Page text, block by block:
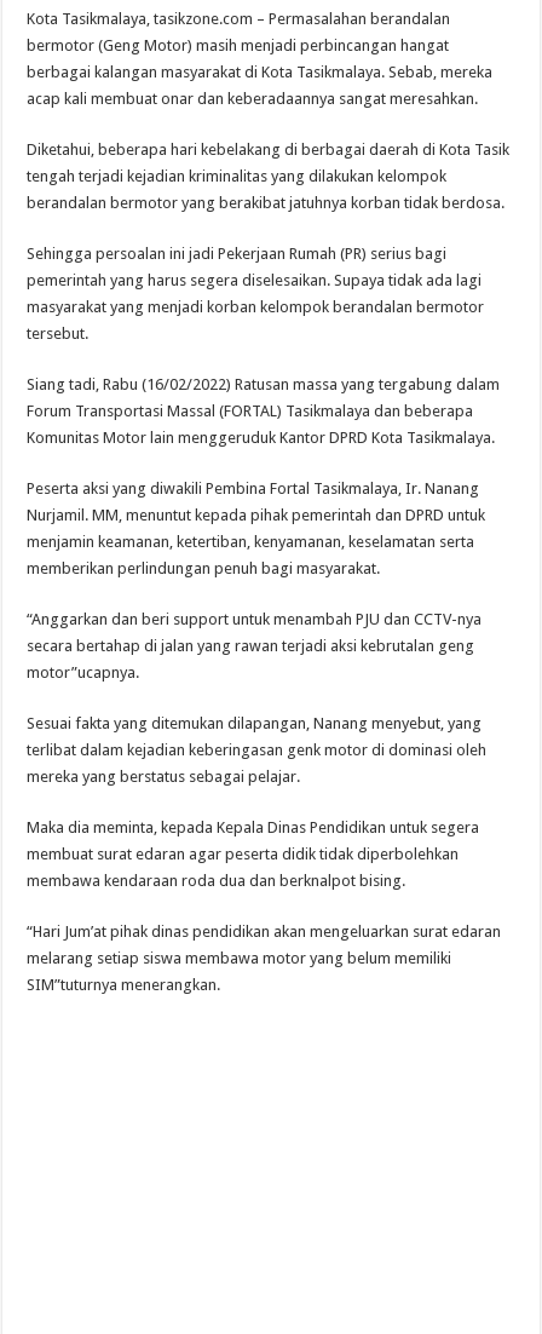
Tasik,
PR
Serius
Harus
Diselesaikan
Kota Tasikmalaya, tasikzone.com – Permasalahan berandalan
bermotor (Geng Motor) masih menjadi perbincangan hangat
berbagai kalangan masyarakat di Kota Tasikmalaya. Sebab, mereka
acap kali membuat onar dan keberadaannya sangat meresahkan.
Diketahui, beberapa hari kebelakang di berbagai daerah di Kota Tasik
tengah terjadi kejadian kriminalitas yang dilakukan kelompok
berandalan bermotor yang berakibat jatuhnya korban tidak berdosa.
Sehingga persoalan ini jadi Pekerjaan Rumah (PR) serius bagi
pemerintah yang harus segera diselesaikan. Supaya tidak ada lagi
masyarakat yang menjadi korban kelompok berandalan bermotor
tersebut.
Siang tadi, Rabu (16/02/2022) Ratusan massa yang tergabung dalam
Forum Transportasi Massal (FORTAL) Tasikmalaya dan beberapa
Komunitas Motor lain menggeruduk Kantor DPRD Kota Tasikmalaya.
Peserta aksi yang diwakili Pembina Fortal Tasikmalaya, Ir. Nanang
Nurjamil. MM, menuntut kepada pihak pemerintah dan DPRD untuk
menjamin keamanan, ketertiban, kenyamanan, keselamatan serta
memberikan perlindungan penuh bagi masyarakat.
“Anggarkan dan beri support untuk menambah PJU dan CCTV-nya
secara bertahap di jalan yang rawan terjadi aksi kebrutalan geng
motor”ucapnya.
Sesuai fakta yang ditemukan dilapangan, Nanang menyebut, yang
terlibat dalam kejadian keberingasan genk motor di dominasi oleh
mereka yang berstatus sebagai pelajar.
Maka dia meminta, kepada Kepala Dinas Pendidikan untuk segera
membuat surat edaran agar peserta didik tidak diperbolehkan
membawa kendaraan roda dua dan berknalpot bising.
“Hari Jum’at pihak dinas pendidikan akan mengeluarkan surat edaran
melarang setiap siswa membawa motor yang belum memiliki
SIM”tuturnya menerangkan.